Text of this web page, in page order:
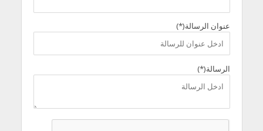
عنوان الرسالة(*)
الرسالة(*)